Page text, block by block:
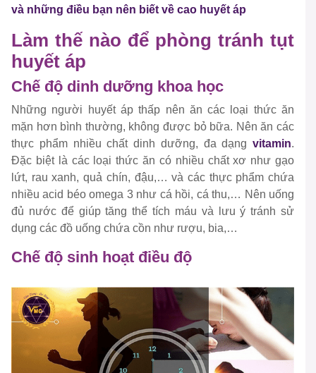
và những điều bạn nên biết về cao huyết áp
Làm thế nào để phòng tránh tụt
huyết áp
Chế độ dinh dưỡng khoa học
Những người huyết áp thấp nên ăn các loại thức ăn
mặn hơn bình thường, không được bỏ bữa. Nên ăn các
thực phẩm nhiều chất dinh dưỡng, đa dạng vitamin.
Đặc biệt là các loại thức ăn có nhiều chất xơ như gạo
lứt, rau xanh, quả chín, đậu,… và các thực phẩm chứa
nhiều acid béo omega 3 như cá hồi, cá thu,… Nên uống
đủ nước để giúp tăng thể tích máu và lưu ý tránh sử
dụng các đồ uống chứa cồn như rượu, bia,…
Chế độ sinh hoạt điều độ